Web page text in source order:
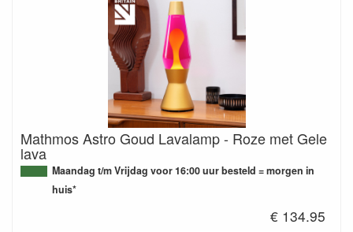
Mathmos Astro Goud Lavalamp - Roze met Gele
lava
Maandag t/m Vrijdag voor 16:00 uur besteld = morgen in
huis*
€ 134.95